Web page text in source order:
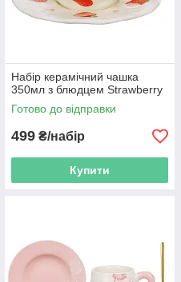
Набір керамічний чашка
350мл з блюдцем Strawberry
Готово до відправки
499 ₴/набір
Купити